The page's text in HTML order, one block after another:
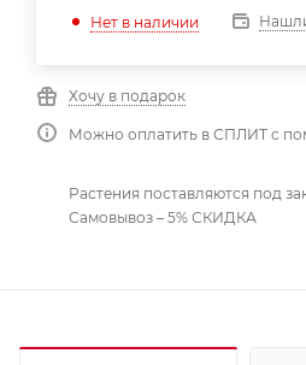
Нет в наличии
Хочу в подарок
Можно оплатить в СПЛИТ с
Растения поставляются под
Самовывоз – 5% СКИДКА